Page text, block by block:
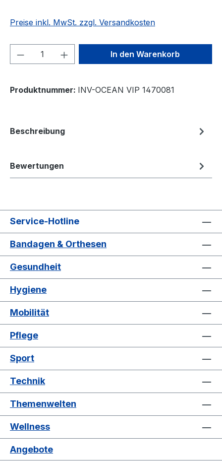
Preise inkl. MwSt. zzgl. Versandkosten
Produkt Anzahl: Gib denIn den Warenkorb
Produktnummer: INV-OCEAN VIP 1470081
Beschreibung
Bewertungen
Service-Hotline
Bandagen & Orthesen
Gesundheit
Hygiene
Mobilität
Pflege
Sport
Technik
Themenwelten
Wellness
Angebote